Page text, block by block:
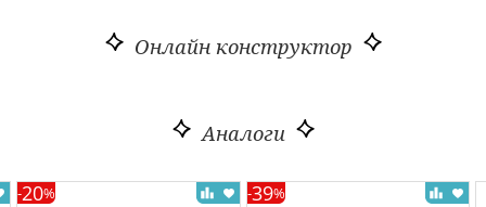
Онлайн конструктор
Аналоги
-20% -39%